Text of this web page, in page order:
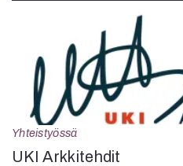
Yhteistyössä
UKI Arkkitehdit